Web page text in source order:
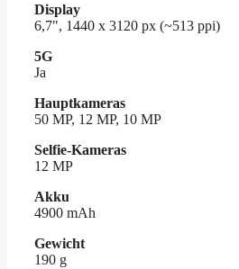
Display
6,7", 1440 x 3120 px (~513 ppi)
5G
Ja
Hauptkameras
50 MP, 12 MP, 10 MP
Selfie-Kameras
12 MP
Akku
4900 mAh
Gewicht
190 g